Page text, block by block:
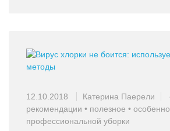
12.10.2018 Катерина Паерели
рекомендации • полезное •
профессиональной уборки